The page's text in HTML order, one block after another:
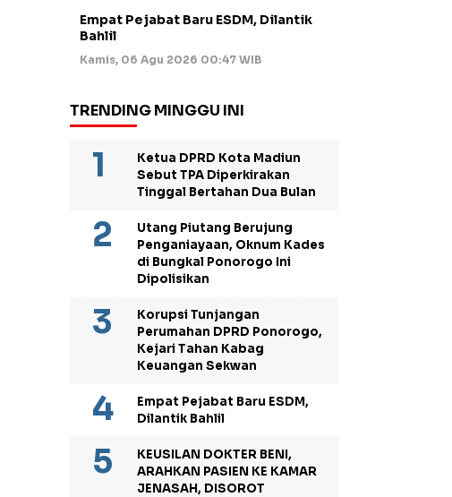
Empat Pejabat Baru ESDM, Dilantik
Bahlil
Kamis, 06 Agu 2026 00:47 WIB
TRENDING MINGGU INI
Ketua DPRD Kota Madiun
Sebut TPA Diperkirakan
Tinggal Bertahan Dua Bulan
Utang Piutang Berujung
Penganiayaan, Oknum Kades
di Bungkal Ponorogo Ini
Dipolisikan
Korupsi Tunjangan
Perumahan DPRD Ponorogo,
Kejari Tahan Kabag
Keuangan Sekwan
Empat Pejabat Baru ESDM,
Dilantik Bahlil
KEUSILAN DOKTER BENI,
ARAHKAN PASIEN KE KAMAR
JENASAH, DISOROT